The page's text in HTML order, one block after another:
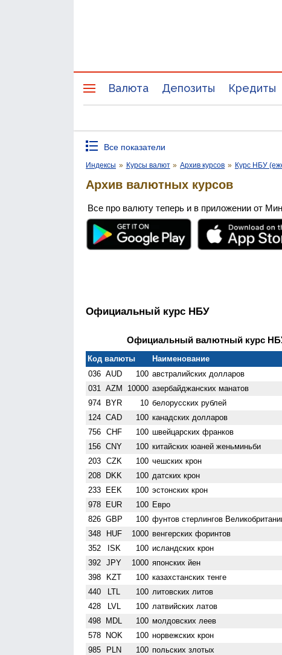
Валюта Депозиты Кредиты
Все показатели
Индексы » Курсы валют » Архив курсов » Курс НБУ
Архив валютных курсов
Все про валюту теперь и в приложении от
Официальный курс НБУ
Официальный валютный курс
Код валюты Наименование
036 AUD 100 австралийских долларов
031 AZM 10000 азербайджанских манатов
974 BYR 10 белорусских рублей
124 CAD 100 канадских долларов
756 CHF 100 швейцарских франков
156 CNY 100 китайских юаней женьминьби
203 CZK 100 чешских крон
208 DKK 100 датских крон
233 EEK 100 эстонских крон
978 EUR 100 Евро
826 GBP 100 фунтов стерлингов
348 HUF 1000 венгерских форинтов
352 ISK 100 исландских крон
392 JPY 1000 японских йен
398 KZT 100 казахстанских тенге
440 LTL 100 литовских литов
428 LVL 100 латвийских латов
498 MDL 100 молдовских леев
578 NOK 100 норвежских крон
985 PLN 100 польских злотых